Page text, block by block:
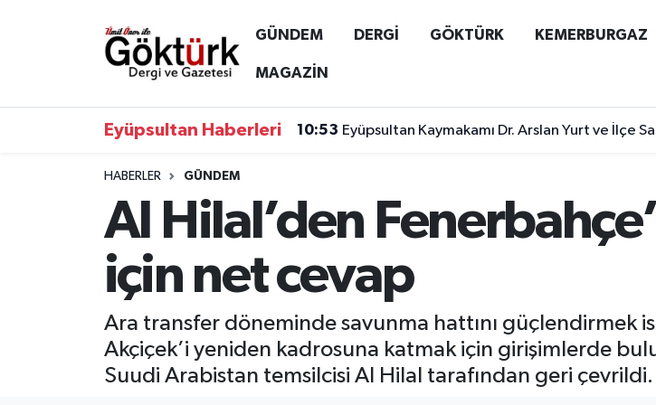
GÜNDEM DERGİ GÖKTÜRK KEMERBURGAZ
MAGAZİN
Eyüpsultan Haberleri 10:53 Eyüpsultan Kaymakamı Dr. Arslan Yurt ve İlçe
HABERLER GÜNDEM
Al Hilal’den
için net cevap
Ara transfer döneminde savunma hattını güçlendirmek
Akçiçek’i yeniden kadrosuna katmak için girişimlerde
Suudi Arabistan temsilcisi Al Hilal tarafından geri çevrildi.
Anne Çocuk
EKONOMİ
GÖKTÜRK
Eyüpsultan Hava Durumu
Tüm Manşetler
Son Dakika Haberleri
Haber Arşivi